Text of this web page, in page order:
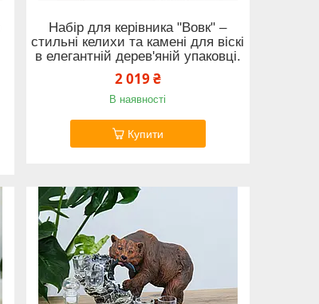
Набір для керівника "Вовк" –
стильні келихи та камені для віскі
в елегантній дерев'яній упаковці.
2 019 ₴
В наявності
Купити